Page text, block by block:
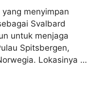
menyimpan
Svalbard
untuk menjaga
Spitsbergen,
Lokasinya …